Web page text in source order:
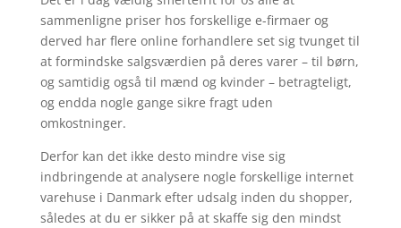
sammenligne priser hos forskellige e-firmaer og
derved har flere online forhandlere set sig tvunget til
at formindske salgsværdien på deres varer – til børn,
og samtidig også til mænd og kvinder – betragteligt,
og endda nogle gange sikre fragt uden
omkostninger.
Derfor kan det ikke desto mindre vise sig
indbringende at analysere nogle forskellige internet
varehuse i Danmark efter udsalg inden du shopper,
således at du er sikker på at skaffe sig den mindst